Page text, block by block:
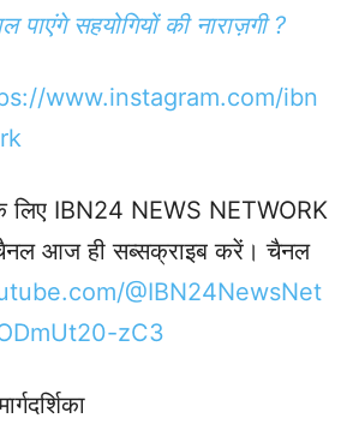
पाएंगे सहयोगियों की नाराज़गी ?
www.instagram.com/ibn
IBN24 NEWS NETWORK
आज ही सब्सक्राइब करें। चैनल
@IBN24NewsNet
zC3